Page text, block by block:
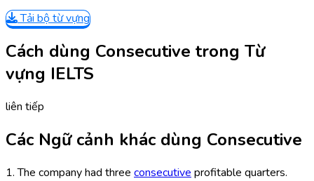
Tải bộ từ vựng
Cách dùng Consecutive trong Từ
vựng IELTS
liên tiếp
Các Ngữ cảnh khác dùng Consecutive
1. The company had three consecutive profitable quarters.